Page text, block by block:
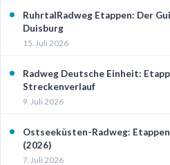
RuhrtalRadweg Etappen: Der
Duisburg
15. Juli 2026
Radweg Deutsche Einheit:
Streckenverlauf
9. Juli 2026
Ostseeküsten-Radweg:
(2026)
7. Juli 2026